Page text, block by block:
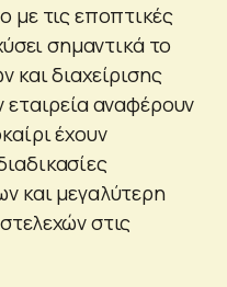
με τις εποπτικές
σημαντικά το
και διαχείρισης
εταιρεία αναφέρουν
έχουν
και μεγαλύτερη
στις